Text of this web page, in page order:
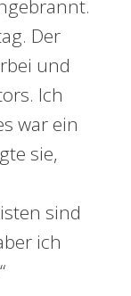
Der
und
Ich
war ein
sie,
sind
ich